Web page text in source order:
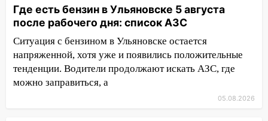
09:25 Вынесли приговор дебоширам,
избившим мужчину в трамвае
08:27 Ульяновская полиция получила
один из шести уникальных автомобилей
в России
Где есть бензин в Ульяновске 5 августа
после рабочего дня: список АЗС
Ситуация с бензином в Ульяновске остается
напряженной, хотя уже и появились положительные
тенденции. Водители продолжают искать АЗС, где
можно заправиться, а
05.08.2026